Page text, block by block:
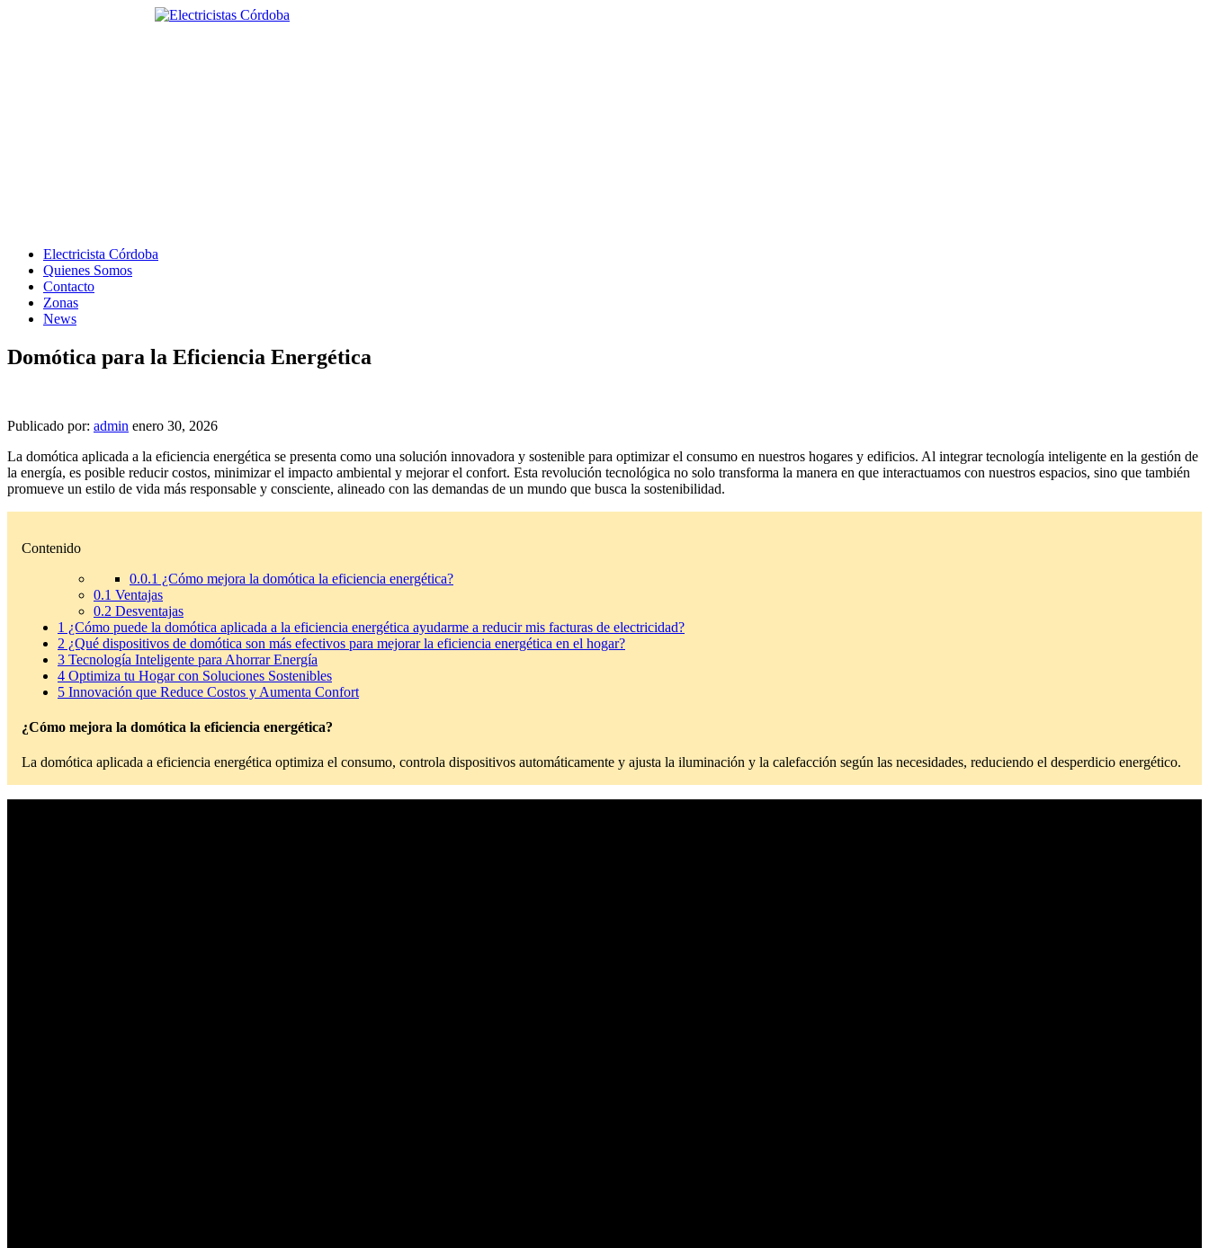
Electricista Córdoba
Quienes Somos
Contacto
Zonas
News
Domótica para la Eficiencia Energética
Publicado por: admin enero 30, 2026
La domótica aplicada a la eficiencia energética se presenta como una solución innovadora y sostenible para optimizar el consumo en nuestros hogares y edificios. Al integrar tecnología inteligente en la gestión de
la energía, es posible reducir costos, minimizar el impacto ambiental y mejorar el confort. Esta revolución tecnológica no solo transforma la manera en que interactuamos con nuestros espacios, sino que también
promueve un estilo de vida más responsable y consciente, alineado con las demandas de un mundo que busca la sostenibilidad.
Contenido
0.0.1 ¿Cómo mejora la domótica la eficiencia energética?
0.1 Ventajas
0.2 Desventajas
1 ¿Cómo puede la domótica aplicada a la eficiencia energética ayudarme a reducir mis facturas de electricidad?
2 ¿Qué dispositivos de domótica son más efectivos para mejorar la eficiencia energética en el hogar?
3 Tecnología Inteligente para Ahorrar Energía
4 Optimiza tu Hogar con Soluciones Sostenibles
5 Innovación que Reduce Costos y Aumenta Confort
¿Cómo mejora la domótica la eficiencia energética?
La domótica aplicada a eficiencia energética optimiza el consumo, controla dispositivos automáticamente y ajusta la iluminación y la calefacción según las necesidades, reduciendo el desperdicio energético.